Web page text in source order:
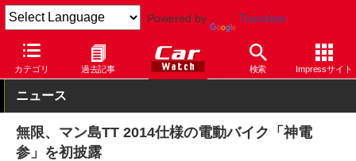
Powered by Translate
カテゴリ 過去記事 検索 Impressサイト
Car Watch 自動車 M-TEC その他
ニュース
無限、マン島TT 2014仕様の電動バイク「神電
参」を初披露